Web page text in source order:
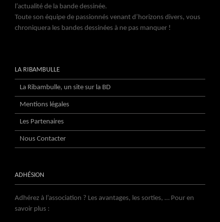
l’actualité de la bande dessinée.
Toute son équipe de passionnés venant d’horizons divers, vous
chroniquera les bandes dessinées à ne pas manquer !
LA RIBAMBULLE
La Ribambulle, un site sur la BD
Mentions légales
Les Partenaires
Nous Contacter
ADHÉSION
Adhérez à l’association ? Les avantages, les sorties, … Pour en
savoir plus :